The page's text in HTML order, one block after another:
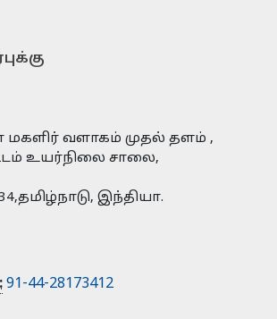
வளாகம் முதல் தளம் ,
உயர்நிலை சாலை,
இந்தியா.
91-44-28173412